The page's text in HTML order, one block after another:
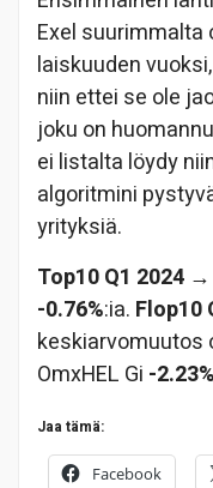
Exel
laiskuuden
niin ettei se ole
joku on
ei listalta löydy
algoritmini
yrityksiä.
Top10 Q1 2024
-0.76%:ia. Flop10
keskiarvomuutos
OmxHEL Gi -2.23%
Jaa tämä:
Facebook